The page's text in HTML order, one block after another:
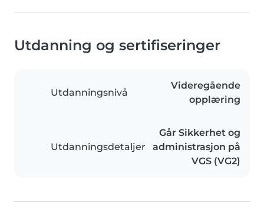
Utdanning og sertifiseringer
Utdanningsnivå
Videregående
opplæring
Utdanningsdetaljer
Går Sikkerhet og
administrasjon på
VGS (VG2)